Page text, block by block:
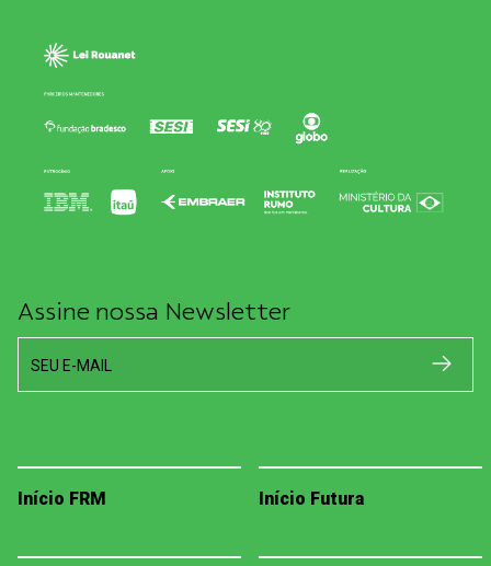
Assine nossa Newsletter
SEU E-MAIL
Início FRM Início Futura